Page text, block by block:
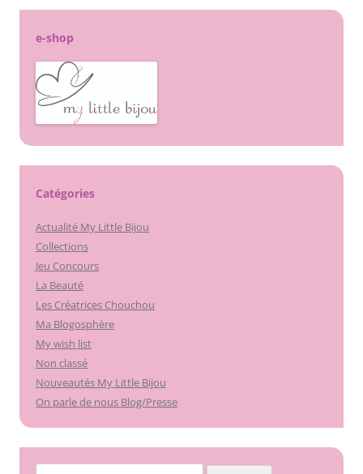
e-shop
Catégories
Actualité My Little Bijou
Collections
Jeu Concours
La Beauté
Les Créatrices Chouchou
Ma Blogosphère
My wish list
Non classé
Nouveautés My Little Bijou
On parle de nous Blog/Presse